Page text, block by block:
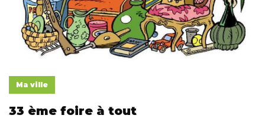
Ma ville
33 ème foire à tout